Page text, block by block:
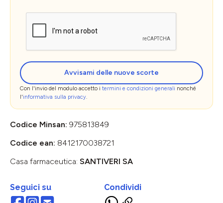
Avvisami delle nuove scorte
Con l'invio del modulo accetto i termini e condizioni generali nonché
l'informativa sulla privacy.
Codice Minsan: 975813849
Codice ean: 8412170038721
Casa farmaceutica: SANTIVERI SA
Seguici su Condividi